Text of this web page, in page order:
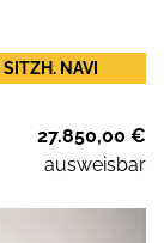
NAVI
27.850,00 €
ausweisbar